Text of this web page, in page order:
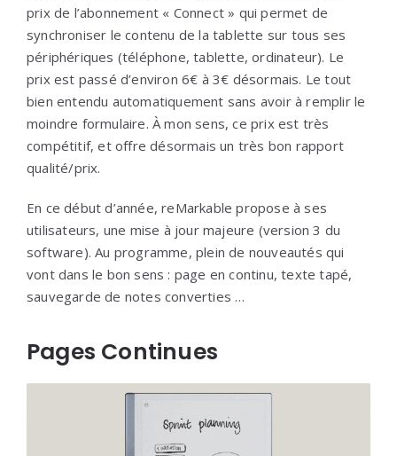
prix de l’abonnement « Connect » qui permet de
synchroniser le contenu de la tablette sur tous ses
périphériques (téléphone, tablette, ordinateur). Le
prix est passé d’environ 6€ à 3€ désormais. Le tout
bien entendu automatiquement sans avoir à remplir le
moindre formulaire. À mon sens, ce prix est très
compétitif, et offre désormais un très bon rapport
qualité/prix.
En ce début d’année, reMarkable propose à ses
utilisateurs, une mise à jour majeure (version 3 du
software). Au programme, plein de nouveautés qui
vont dans le bon sens : page en continu, texte tapé,
sauvegarde de notes converties …
Pages Continues